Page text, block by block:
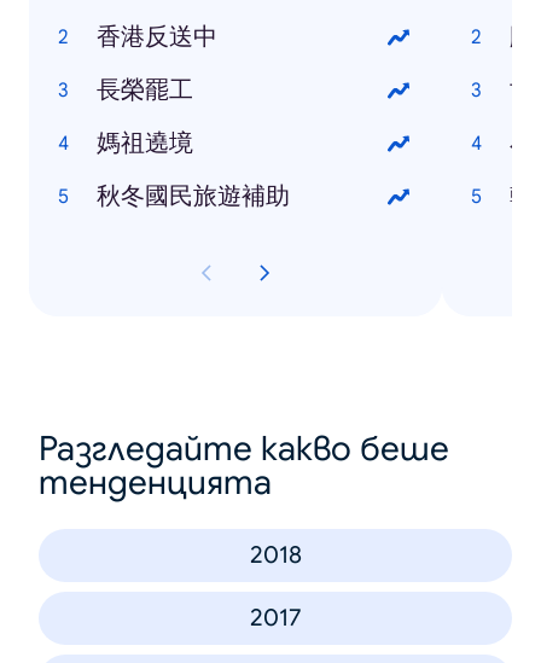
香港反送中
長榮罷工
媽祖遶境
秋冬國民旅遊補助
颱
世
小
韓
Разгледайте какво беше
тенденцията
2018
2017